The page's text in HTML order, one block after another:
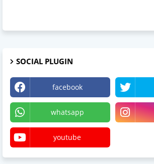
SOCIAL PLUGIN
facebook
whatsapp
youtube